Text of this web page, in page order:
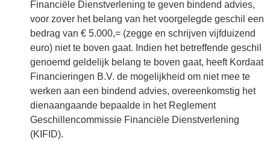
Financiële Dienstverlening te geven bindend advies,
voor zover het belang van het voorgelegde geschil een
bedrag van € 5.000,= (zegge en schrijven vijfduizend
euro) niet te boven gaat. Indien het betreffende geschil
genoemd geldelijk belang te boven gaat, heeft Kordaat
Financieringen B.V. de mogelijkheid om niet mee te
werken aan een bindend advies, overeenkomstig het
dienaangaande bepaalde in het Reglement
Geschillencommissie Financiële Dienstverlening
(KIFID).